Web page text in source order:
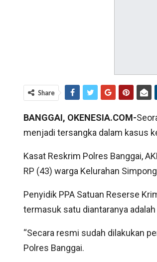
Share
BANGGAI, OKENESIA.COM-
menjadi tersangka dalam kasus
Kasat Reskrim Polres Banggai,
RP (43) warga Kelurahan
Penyidik PPA Satuan Reserse
termasuk satu diantaranya
“Secara resmi sudah dilakukan
Polres Banggai.